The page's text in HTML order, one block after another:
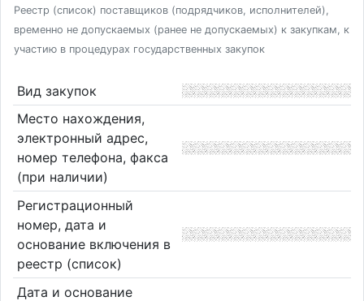
Реестр (список) поставщиков (подрядчиков, исполнителей),
временно не допускаемых (ранее не допускаемых) к закупкам, к
участию в процедурах государственных закупок
Вид закупок
Место нахождения,
электронный адрес,
номер телефона, факса
(при наличии)
Регистрационный
номер, дата и
основание включения в
реестр (список)
Дата и основание